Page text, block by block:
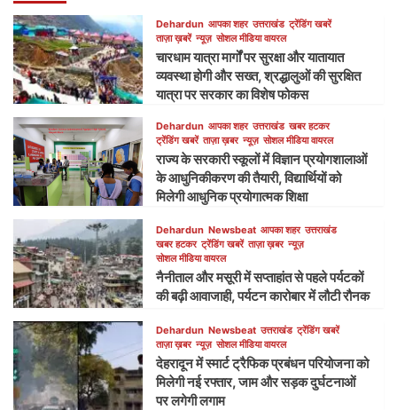
Dehardun आपका शहर उत्तराखंड ट्रेंडिंग खबरें
ताज़ा ख़बरें न्यूज़ सोशल मीडिया वायरल
चारधाम यात्रा मार्गों पर सुरक्षा और यातायात
व्यवस्था होगी और सख्त, श्रद्धालुओं की सुरक्षित
यात्रा पर सरकार का विशेष फोकस
Dehardun आपका शहर उत्तराखंड खबर हटकर
ट्रेंडिंग खबरें ताज़ा ख़बर न्यूज़ सोशल मीडिया वायरल
राज्य के सरकारी स्कूलों में विज्ञान प्रयोगशालाओं
के आधुनिकीकरण की तैयारी, विद्यार्थियों को
मिलेगी आधुनिक प्रयोगात्मक शिक्षा
Dehardun Newsbeat आपका शहर उत्तराखंड
खबर हटकर ट्रेंडिंग खबरें ताज़ा ख़बर न्यूज़
सोशल मीडिया वायरल
नैनीताल और मसूरी में सप्ताहांत से पहले पर्यटकों
की बढ़ी आवाजाही, पर्यटन कारोबार में लौटी रौनक
Dehardun Newsbeat उत्तराखंड ट्रेंडिंग खबरें
ताज़ा ख़बर न्यूज़ सोशल मीडिया वायरल
देहरादून में स्मार्ट ट्रैफिक प्रबंधन परियोजना को
मिलेगी नई रफ्तार, जाम और सड़क दुर्घटनाओं
पर लगेगी लगाम